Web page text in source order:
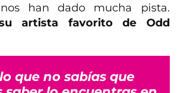
han dado mucha pista.
artista favorito de Odd
que no sabías que